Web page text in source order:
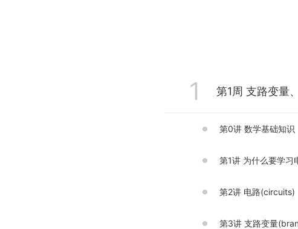
1
第0讲 数学基础知
第1讲 为什么要学习
第2讲 电路(circuits)
第3讲 支路变量